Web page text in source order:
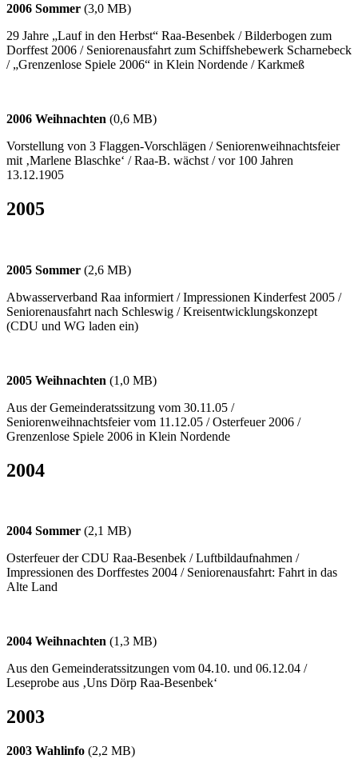
2006 Sommer (3,0 MB)
29 Jahre „Lauf in den Herbst“ Raa-Besenbek / Bilderbogen zum
Dorffest 2006 / Seniorenausfahrt zum Schiffshebewerk Scharnebeck
/ „Grenzenlose Spiele 2006“ in Klein Nordende / Karkmeß
2006 Weihnachten (0,6 MB)
Vorstellung von 3 Flaggen-Vorschlägen / Seniorenweihnachtsfeier
mit ‚Marlene Blaschke‘ / Raa-B. wächst / vor 100 Jahren
13.12.1905
2005
2005 Sommer (2,6 MB)
Abwasserverband Raa informiert / Impressionen Kinderfest 2005 /
Seniorenausfahrt nach Schleswig / Kreisentwicklungskonzept
(CDU und WG laden ein)
2005 Weihnachten (1,0 MB)
Aus der Gemeinderatssitzung vom 30.11.05 /
Seniorenweihnachtsfeier vom 11.12.05 / Osterfeuer 2006 /
Grenzenlose Spiele 2006 in Klein Nordende
2004
2004 Sommer (2,1 MB)
Osterfeuer der CDU Raa-Besenbek / Luftbildaufnahmen /
Impressionen des Dorffestes 2004 / Seniorenausfahrt: Fahrt in das
Alte Land
2004 Weihnachten (1,3 MB)
Aus den Gemeinderatssitzungen vom 04.10. und 06.12.04 /
Leseprobe aus ‚Uns Dörp Raa-Besenbek‘
2003
2003 Wahlinfo (2,2 MB)